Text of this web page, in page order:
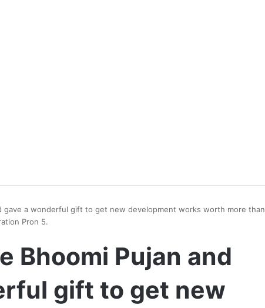
gave a wonderful gift to get new development works worth more than
Pron 5.
Bhoomi Pujan and
gift to get new